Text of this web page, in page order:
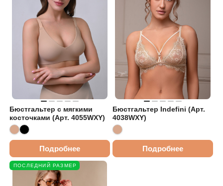
Бюстгальтер с мягкими
косточками (Арт. 4055WXY)
Подробнее
Бюстгальтер Indefini (Арт.
4038WXY)
Подробнее
ПОСЛЕДНИЙ РАЗМЕР